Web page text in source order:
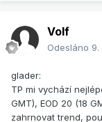
Volf
Odesláno
glader:
TP mi vychází
GMT), EOD 20 (18
zahrnovat trend,